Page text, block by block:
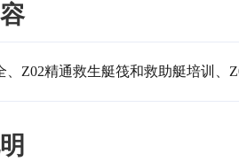
、Z02精通救生艇筏和救助艇培训、